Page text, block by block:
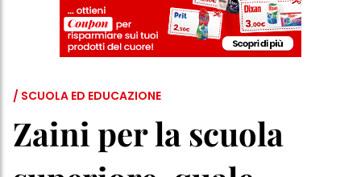
/ SCUOLA ED EDUCAZIONE
Zaini per la scuola